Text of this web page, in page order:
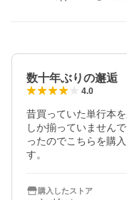
数十年ぶりの邂逅
4.0
昔買っていた単行本
しか揃っていません
ったのでこちらを購
す。
購入したストア